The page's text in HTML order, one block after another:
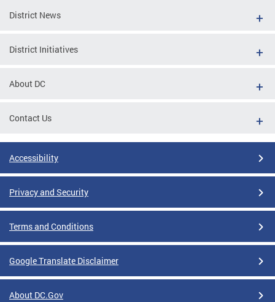
District News
District Initiatives
About DC
Contact Us
Accessibility
Privacy and Security
Terms and Conditions
Google Translate Disclaimer
About DC.Gov